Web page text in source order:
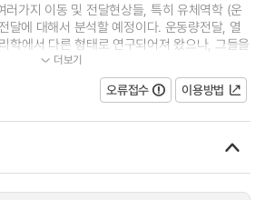
러가지 이동 및 전달현상들, 특히 유체역학 (운
달에 대해서 분석할 예정이다. 운동량전달, 열
학에서 다른 형태로 연구되어져 왔으나, 그들을
꼭 필요한...
더보기
오류접수 이용방법